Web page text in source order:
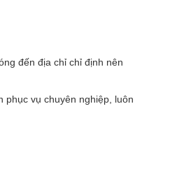
đến địa chỉ chỉ định nên
phục vụ chuyên nghiệp, luôn